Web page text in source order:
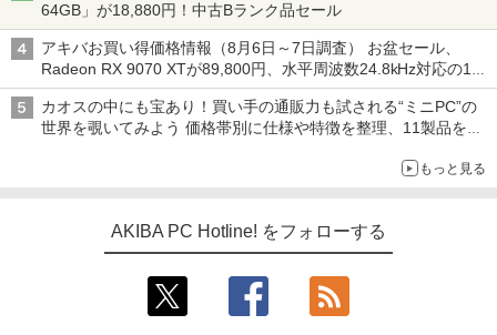
64GB」が18,880円！中古Bランク品セール
アキバお買い得価格情報（8月6日～7日調査） お盆セール、
Radeon RX 9070 XTが89,800円、水平周波数24.8kHz対応の17
型モニターが9,801円、暑さ指数連動セール ほか
カオスの中にも宝あり！買い手の通販力も試される“ミニPC”の
世界を覗いてみよう 価格帯別に仕様や特徴を整理、11製品をピ
もっと見る
AKIBA PC Hotline! をフォローする